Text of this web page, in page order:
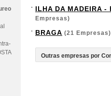
ILHA DA MADEIRA -
Empresas)
BRAGA (21 Empresas)